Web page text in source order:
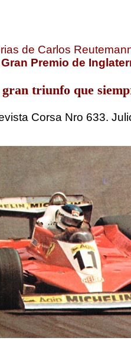
de Carlos
Gran Premio de
triunfo que
Corsa Nro 633.